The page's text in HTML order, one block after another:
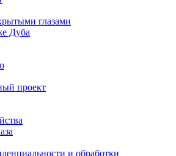
глазами
Дуба
проект
и обработки